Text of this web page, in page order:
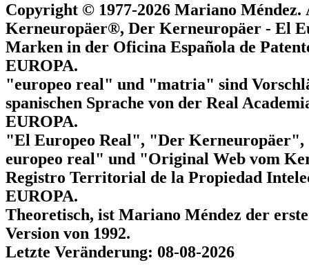
Copyright © 1977-2026 Mariano Méndez.
Kerneuropäer®, Der Kerneuropäer - El
Marken in der Oficina Española de
EUROPA.
"europeo real" und "matria" sind
spanischen Sprache von der Real
EUROPA.
"El Europeo Real", "Der
europeo real" und "Original Web vom
Registro Territorial de la Propiedad
EUROPA.
Theoretisch, ist Mariano Méndez der
Version von 1992.
Letzte Veränderung: 08-08-2026